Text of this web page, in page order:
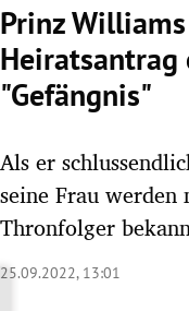
Untermenü
Untermenü
Prinz
"Gefängnis"
Als er
seine Frau
Thronfolger
25.09.2022, 13:01